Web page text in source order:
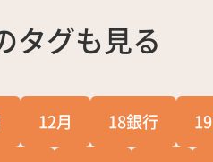
タグも見る
12月 18銀行